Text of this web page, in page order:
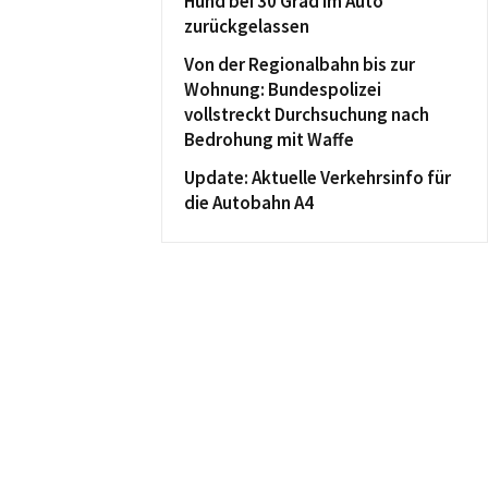
zurückgelassen
Von der Regionalbahn bis zur
Wohnung: Bundespolizei
vollstreckt Durchsuchung nach
Bedrohung mit Waffe
Update: Aktuelle Verkehrsinfo für
die Autobahn A4